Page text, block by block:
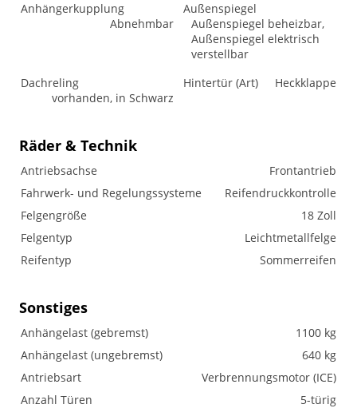
Anhängerkupplung
Abnehmbar
Außenspiegel
Außenspiegel beheizbar,
Außenspiegel elektrisch
verstellbar
Dachreling
vorhanden, in Schwarz
Hintertür (Art) Heckklappe
Räder & Technik
Antriebsachse
Frontantrieb
Fahrwerk- und Regelungssysteme
Reifendruckkontrolle
Felgengröße
18 Zoll
Felgentyp
Leichtmetallfelge
Reifentyp
Sommerreifen
Sonstiges
Anhängelast (gebremst)
1100 kg
Anhängelast (ungebremst)
640 kg
Antriebsart
Verbrennungsmotor (ICE)
Anzahl Türen
5-türig